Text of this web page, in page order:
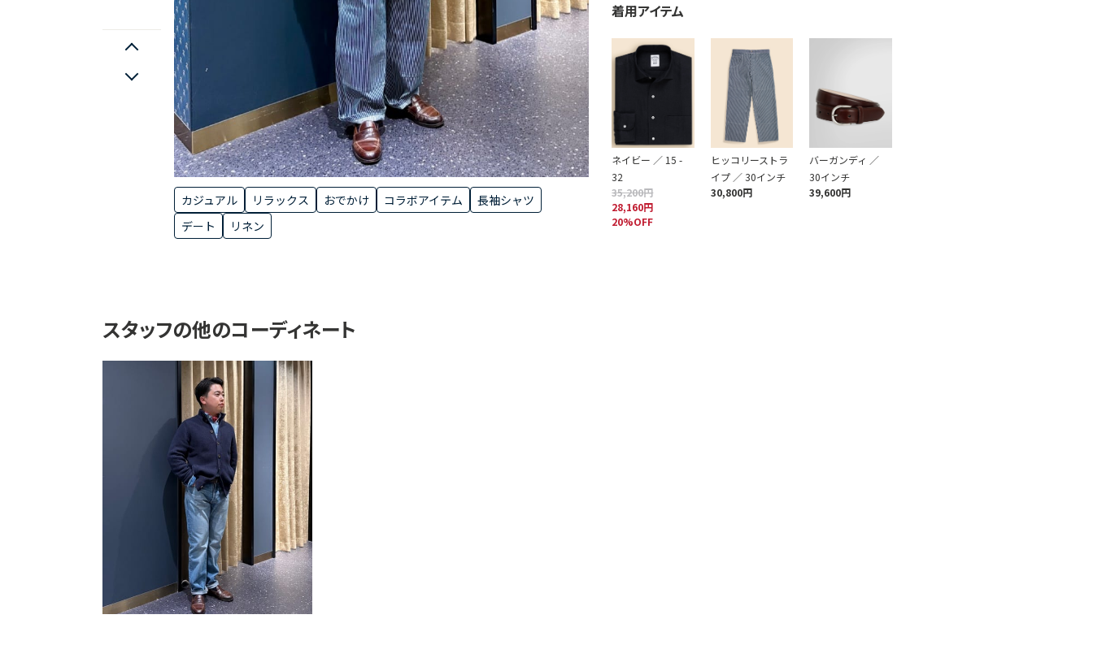
カジュアル リラックス おでかけ コラボアイテム
長袖シャツ
デート
リネン
着用アイテム
ネイビー ／ 15 -
32
35,200円
28,160円
20%OFF
ヒッコリーストラ
イプ ／ 30インチ
30,800円
バーガンディ ／
30インチ
39,600円
スタッフの他のコーディネート